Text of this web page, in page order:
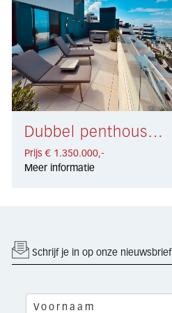
Dubbel penthouse Altos de los Monteros € 1.350.000,-
Prijs € 1.350.000,-
Meer informatie
Schrijf je in op onze nieuwsbrief